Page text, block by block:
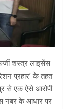
शस्त्र लाइसेंस
प्रहार’ के तहत
से एक ऐसे आरोपी
नंबर के आधार पर